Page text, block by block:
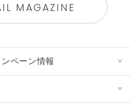
MAGAZINE
ペーン情報